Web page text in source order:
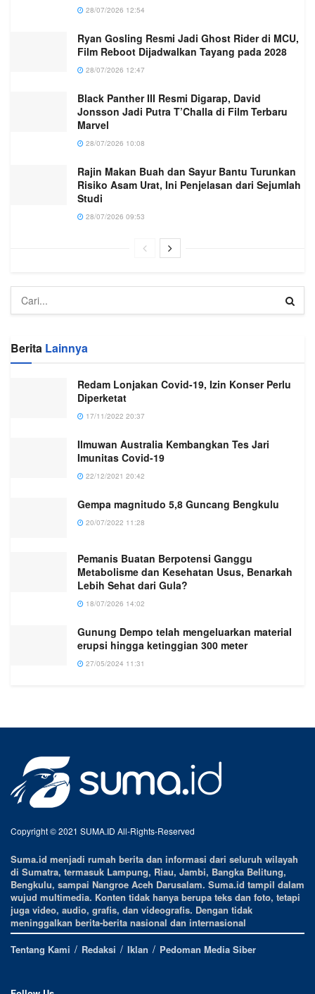
28/07/2026 12:54
Ryan Gosling Resmi Jadi Ghost Rider di MCU,
Film Reboot Dijadwalkan Tayang pada 2028
28/07/2026 12:47
Black Panther III Resmi Digarap, David
Jonsson Jadi Putra T’Challa di Film Terbaru
Marvel
28/07/2026 10:08
Rajin Makan Buah dan Sayur Bantu Turunkan
Risiko Asam Urat, Ini Penjelasan dari Sejumlah
Studi
28/07/2026 09:53
Berita Lainnya
Redam Lonjakan Covid-19, Izin Konser Perlu
Diperketat
17/11/2022 20:37
Ilmuwan Australia Kembangkan Tes Jari
Imunitas Covid-19
22/12/2021 20:42
Gempa magnitudo 5,8 Guncang Bengkulu
20/07/2022 11:28
Pemanis Buatan Berpotensi Ganggu
Metabolisme dan Kesehatan Usus, Benarkah
Lebih Sehat dari Gula?
18/07/2026 14:02
Gunung Dempo telah mengeluarkan material
erupsi hingga ketinggian 300 meter
27/05/2024 11:31
Copyright © 2021 SUMA.ID All-Rights-Reserved
Suma.id menjadi rumah berita dan informasi dari seluruh wilayah
di Sumatra, termasuk Lampung, Riau, Jambi, Bangka Belitung,
Bengkulu, sampai Nangroe Aceh Darusalam. Suma.id tampil dalam
wujud multimedia. Konten tidak hanya berupa teks dan foto, tetapi
juga video, audio, grafis, dan videografis. Dengan tidak
meninggalkan berita-berita nasional dan internasional
Tentang Kami
Redaksi Iklan Pedoman Media Siber